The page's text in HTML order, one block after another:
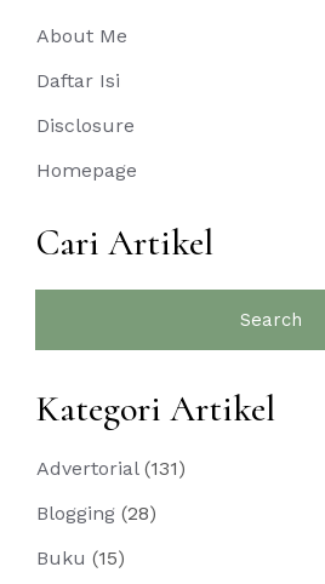
About Me
Daftar Isi
Disclosure
Homepage
Cari Artikel
Kategori Artikel
Advertorial (131)
Blogging (28)
Buku (15)